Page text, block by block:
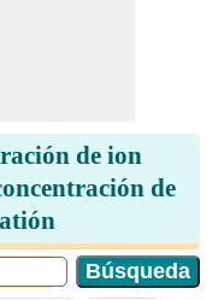
de ion
de